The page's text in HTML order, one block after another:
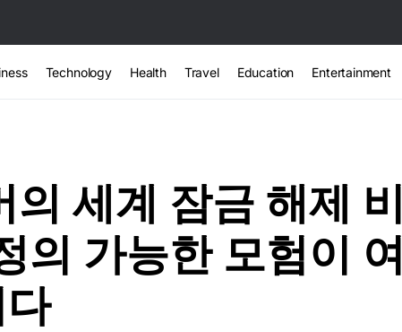
Technology Health Travel Education Entertainment
의 세계 잠금 해제 비
의 가능한 모험이 여